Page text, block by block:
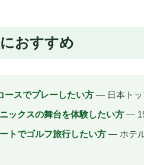
おすすめ
ースでプレーしたい方 — 日本トッ
ックスの舞台を体験したい方 —
トでゴルフ旅行したい方 — ホテ